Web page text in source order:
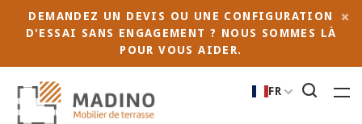
DEMANDEZ UN DEVIS OU UNE CONFIGURATION
D'ESSAI SANS ENGAGEMENT ? NOUS SOMMES LÀ
POUR VOUS AIDER.
FR